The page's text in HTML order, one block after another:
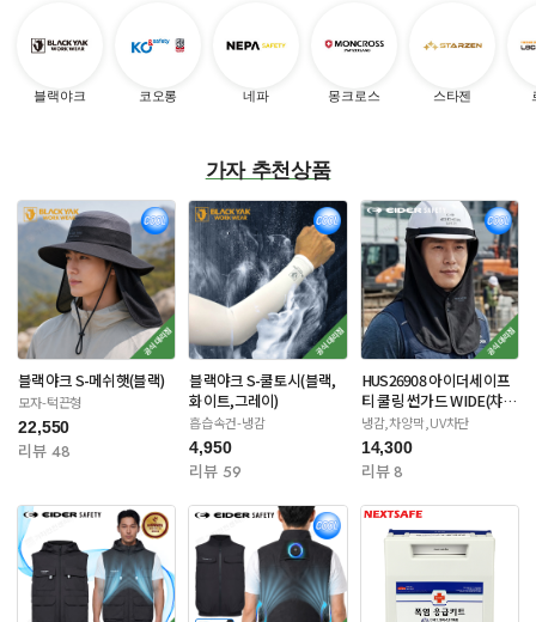
블랙야크 코오롱 네파 몽크로스 스타젠
가자 추천상품
블랙야크 S-메쉬햇(블랙)
모자-턱끈형
22,550
리뷰 48
블랙야크 S-쿨토시(블랙,
화이트,그레이)
흡습속건-냉감
4,950
리뷰 59
HUS26908 아이더세이프
티 쿨링 썬가드 WIDE(챠
콜/네이비)
냉감,차양막,UV차단
14,300
리뷰 8